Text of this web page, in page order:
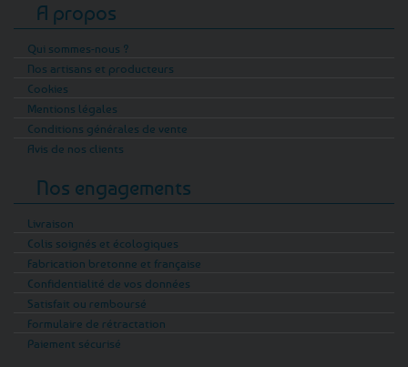
A propos
Qui sommes-nous ?
Nos artisans et producteurs
Cookies
Mentions légales
Conditions générales de vente
Avis de nos clients
Nos engagements
Livraison
Colis soignés et écologiques
Fabrication bretonne et française
Confidentialité de vos données
Satisfait ou remboursé
Formulaire de rétractation
Paiement sécurisé